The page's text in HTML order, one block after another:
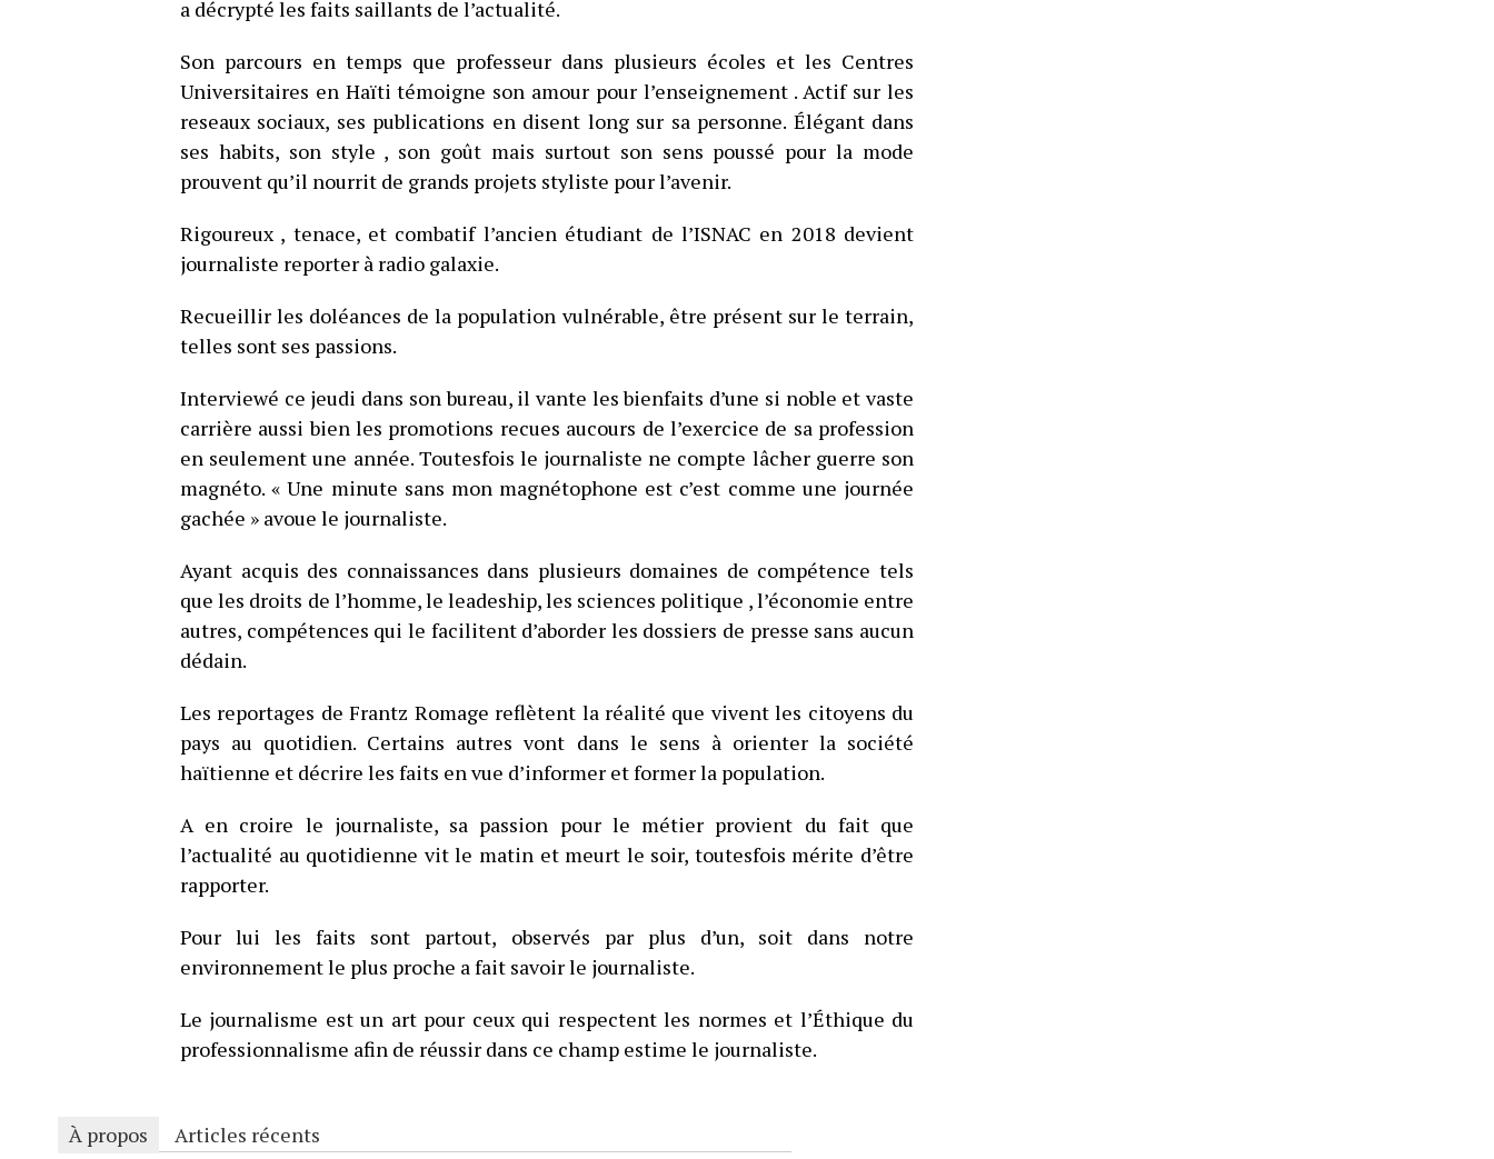
a décrypté les faits saillants de l’actualité.
Son parcours en temps que professeur dans plusieurs écoles et les Centres
Universitaires en Haïti témoigne son amour pour l’enseignement . Actif sur les
reseaux sociaux, ses publications en disent long sur sa personne. Élégant dans
ses habits, son style , son goût mais surtout son sens poussé pour la mode
prouvent qu’il nourrit de grands projets styliste pour l’avenir.
Rigoureux , tenace, et combatif l’ancien étudiant de l’ISNAC en 2018 devient
journaliste reporter à radio galaxie.
Recueillir les doléances de la population vulnérable, être présent sur le terrain,
telles sont ses passions.
Interviewé ce jeudi dans son bureau, il vante les bienfaits d’une si noble et vaste
carrière aussi bien les promotions recues aucours de l’exercice de sa profession
en seulement une année. Toutesfois le journaliste ne compte lâcher guerre son
magnéto. « Une minute sans mon magnétophone est c’est comme une journée
gachée » avoue le journaliste.
Ayant acquis des connaissances dans plusieurs domaines de compétence tels
que les droits de l’homme, le leadeship, les sciences politique , l’économie entre
autres, compétences qui le facilitent d’aborder les dossiers de presse sans aucun
dédain.
Les reportages de Frantz Romage reflètent la réalité que vivent les citoyens du
pays au quotidien. Certains autres vont dans le sens à orienter la société
haïtienne et décrire les faits en vue d’informer et former la population.
A en croire le journaliste, sa passion pour le métier provient du fait que
l’actualité au quotidienne vit le matin et meurt le soir, toutesfois mérite d’être
rapporter.
Pour lui les faits sont partout, observés par plus d’un, soit dans notre
environnement le plus proche a fait savoir le journaliste.
Le journalisme est un art pour ceux qui respectent les normes et l’Éthique du
professionnalisme afin de réussir dans ce champ estime le journaliste.
À propos Articles récents